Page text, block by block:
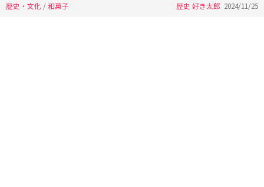
歴史・文化 /和菓子 歴史 好き太郎 2024/11/25